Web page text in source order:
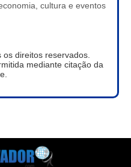
cultura e eventos
direitos reservados.
mediante citação da